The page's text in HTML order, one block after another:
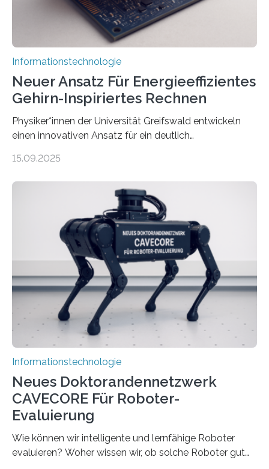
Informationstechnologie
Neuer Ansatz Für Energieeffizientes
Gehirn-Inspiriertes Rechnen
Physiker*innen der Universität Greifswald entwickeln
einen innovativen Ansatz für ein deutlich
Lösungsweg ist inspiriert vom menschlichen Gehirn. Die
stellt die heutige Computertechnik vor
Herausforderungen. Herkömmliche Silizium-
Prozessoren stoßen an ihre Grenzen: Sie verbrauchen
viel Energie, die Speicher- und Verarbeitungseinheiten
sind voneinander getrennt und die Datenübertragung
bremst komplexe Anwendungen aus. Da KI-Modelle
immer größer werden und riesige Datenmengen
verarbeiten müssen, steigt der Bedarf an neuen
Rechenarchitekturen. Neben Quantencomputern
rücken dabei insbesondere…
15.09.2025
Informationstechnologie
Neues Doktorandennetzwerk
CAVECORE Für Roboter-
Evaluierung
Wie können wir intelligente und lernfähige Roboter
evaluieren? Woher wissen wir, ob solche Roboter gut